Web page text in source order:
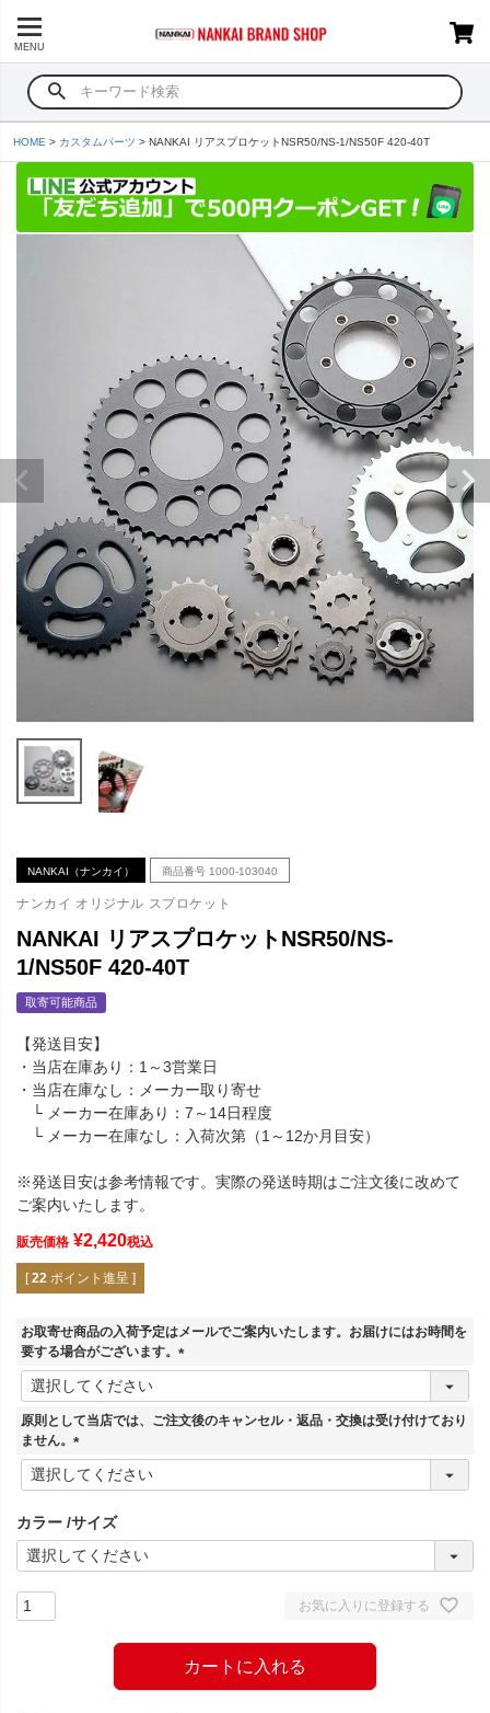
MENU
HOME カスタムパーツ NANKAI リアスプロケットNSR50/NS-1/NS50F 420-40T
NANKAI（ナンカイ） 商品番号 1000-103040
ナンカイ オリジナル スプロケット
NANKAI リアスプロケットNSR50/NS-
1/NS50F 420-40T
取寄可能商品
【発送目安】
・当店在庫あり：1～3営業日
・当店在庫なし：メーカー取り寄せ
└ メーカー在庫あり：7～14日程度
└ メーカー在庫なし：入荷次第（1～12か月目安）
※発送目安は参考情報です。実際の発送時期はご注文後に改めて
ご案内いたします。
販売価格 ¥2,420税込
[ 22 ポイント進呈 ]
お取寄せ商品の入荷予定はメールでご案内いたします。お届けにはお時間を
要する場合がございます。
(
須
原則として当店では、ご注文後のキャンセル・返品・交換は受け付けており
ません。
(
必
)
カラー サイズ
お気に入りに登録する
カートに入れる